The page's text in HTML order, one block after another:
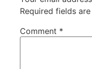
Required fields
Comment *